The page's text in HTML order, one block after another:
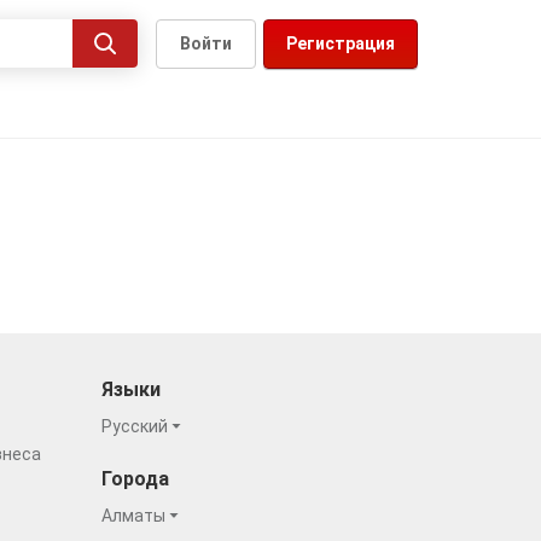
Регистрация
Войти
Языки
Русский
Города
Алматы